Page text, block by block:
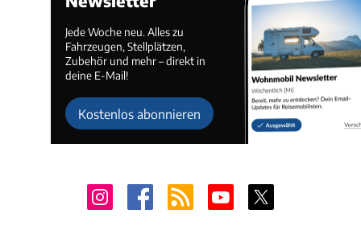
Jede Woche neu. Alles zu
Fahrzeugen, Stellplätzen,
Zubehör und mehr – direkt in
deine E-Mail!
Kostenlos abonnieren